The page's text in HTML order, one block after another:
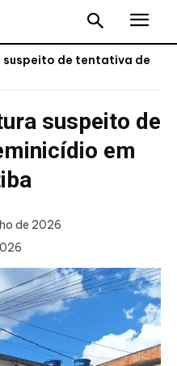
suspeito de tentativa de
suspeito de
em
de 2026